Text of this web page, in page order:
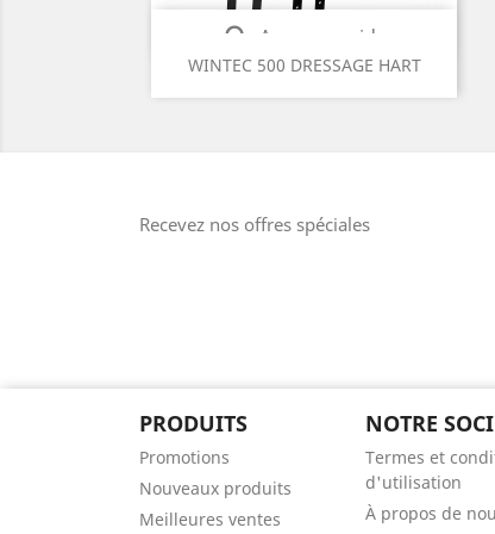
WINTEC 500 DRESSAGE HART

Aperçu rapide
Noir
(BLACK)
Brown
(BROWN)
Recevez nos offres spéciales
PRODUITS
Promotions
Nouveaux produits
Meilleures ventes
NOTRE
Termes et
d'utilisation
À propos de